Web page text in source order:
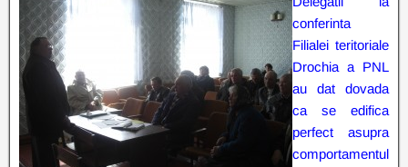
conferinta
Filialei teritoriale
Drochia a PNL
au dat dovada
ca se edifica
perfect asupra
comportamentul